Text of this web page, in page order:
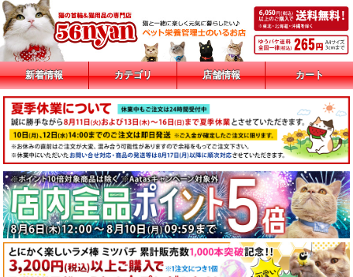
新着情報 カテゴリ 店舗情報 カート